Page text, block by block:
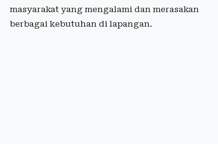
masyarakat yang mengalami dan merasakan
berbagai kebutuhan di lapangan.